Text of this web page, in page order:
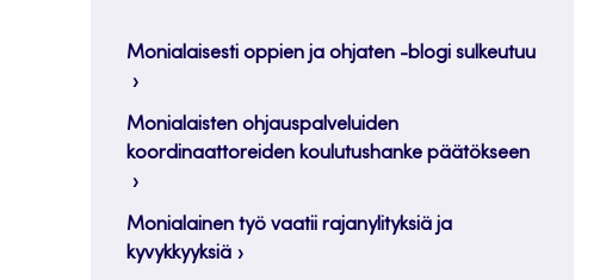
Monialaisesti oppien ja ohjaten -blogi sulkeutuu
Monialaisten ohjauspalveluiden
koordinaattoreiden koulutushanke päätökseen
Monialainen työ vaatii rajanylityksiä ja
kyvykkyyksiä